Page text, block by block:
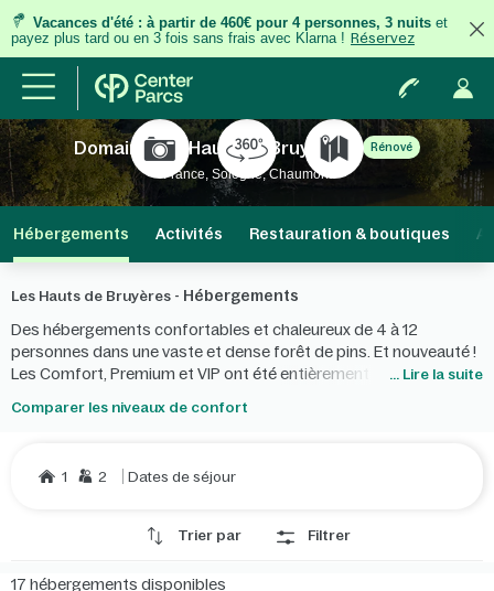
Vacances d'été : à partir de 460€ pour 4 personnes, 3 nuits et
payez plus tard ou en 3 fois sans frais avec Klarna ! Réservez
Domaine Les Hauts de Bruyères Rénové
France, Sologne, Chaumont
Hébergements Activités Restauration & boutiques
Les Hauts de Bruyères - Hébergements
Des hébergements confortables et chaleureux de 4 à 12
personnes dans une vaste et dense forêt de pins. Et nouveauté !
Les Comfort, Premium et VIP ont été entièrement rénovés et
... Lire la suite
Comparer les niveaux de confort
1 2 Dates de séjour
Trier par Filtrer
17 hébergements disponibles